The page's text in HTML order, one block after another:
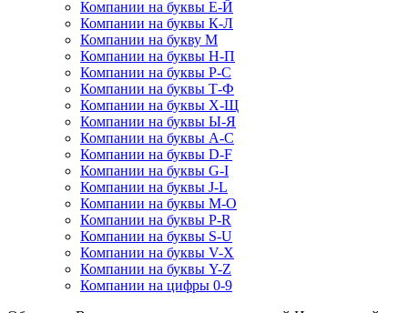
Компании на буквы Е-Й
Компании на буквы К-Л
Компании на букву М
Компании на буквы Н-П
Компании на буквы Р-С
Компании на буквы Т-Ф
Компании на буквы Х-Щ
Компании на буквы Ы-Я
Компании на буквы A-C
Компании на буквы D-F
Компании на буквы G-I
Компании на буквы J-L
Компании на буквы M-O
Компании на буквы P-R
Компании на буквы S-U
Компании на буквы V-X
Компании на буквы Y-Z
Компании на цифры 0-9